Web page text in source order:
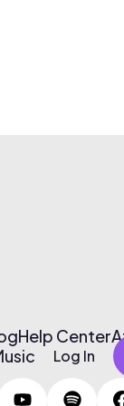
Help Center
Log In